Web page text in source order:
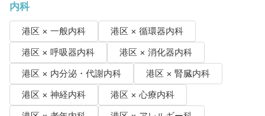
内科
港区 × 一般内科
港区 × 循環器内科
港区 × 呼吸器内科
港区 × 消化器内科
港区 × 内分泌・代謝内科
港区 × 腎臓内科
港区 × 神経内科
港区 × 心療内科